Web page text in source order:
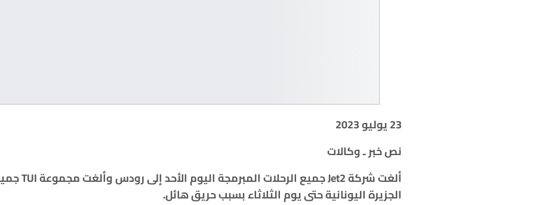
23 يوليو 2023
نص خبر ـ وكالات
ألغت شركةJet2جميع الرحلات المبرمجة اليوم الأحد إلى رودس وألغت مجموعةTUI
الجزيرة اليونانية حتى يوم الثلاثاء بسبب حريق هائل.